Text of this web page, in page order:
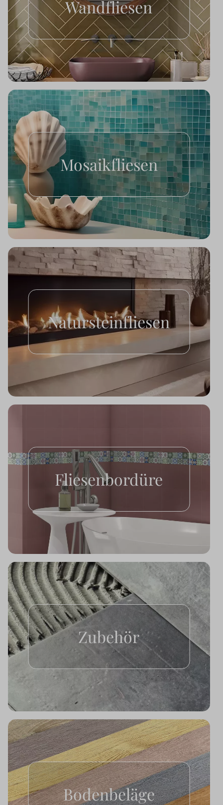
Wandfliesen
Mosaikfliesen
Natursteinfliesen
Fliesenbordüre
Zubehör
Bodenbeläge